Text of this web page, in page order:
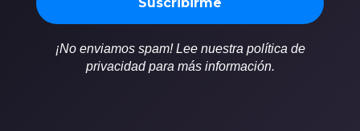
¡No enviamos spam! Lee nuestra política de
privacidad para más información.